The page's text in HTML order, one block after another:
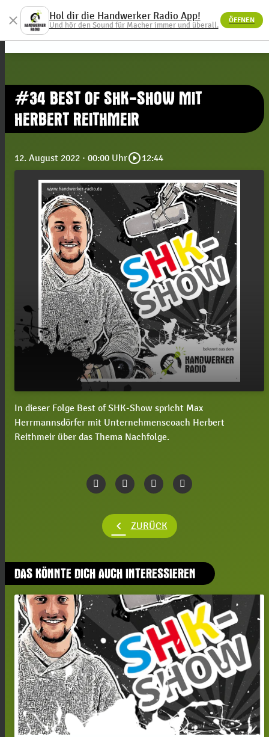
menu
#34 BEST OF SHK-SHOW MIT
HERBERT REITHMEIR
12. August 2022 · 00:00 Uhrplay_circle_outline12:44
play_arrow #34 Best of SHK-Show mit Herbert Reithmeir
00:00
In dieser Folge Best of SHK-Show spricht Max
Herrmannsdörfer mit Unternehmenscoach Herbert
Reithmeir über das Thema Nachfolge.
chevron_left ZURÜCK
DAS KÖNNTE DICH AUCH INTERESSIEREN
close Hol dir die Handwerker Radio App!
Und hör den Sound für Macher immer und überall.
ÖFFNEN